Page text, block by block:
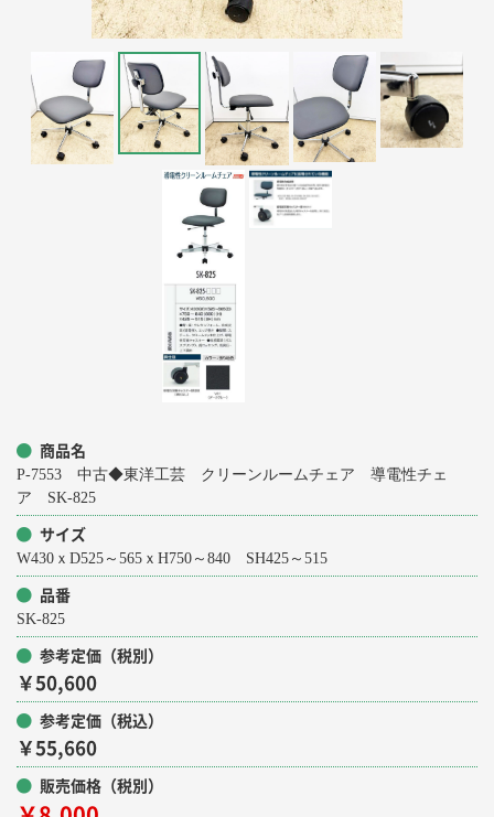
商品名
P-7553 中古◆東洋工芸 クリーンルームチェア 導電性チェ
ア SK-825
サイズ
W430ｘD525～565ｘH750～840 SH425～515
品番
SK-825
参考定価（税別）
￥50,600
参考定価（税込）
￥55,660
販売価格（税別）